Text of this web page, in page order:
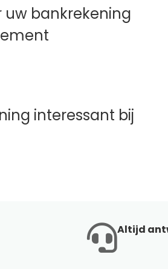
uw bankrekening
interessant bij
Altijd